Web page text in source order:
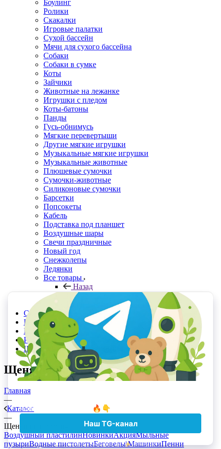
Боулинг
Ролики
Скакалки
Игровые палатки
Сухой бассейн
Мячи для сухого бассейна
Собаки
Собаки в сумке
Коты
Зайчики
Животные на лежанке
Игрушки с пледом
Коты-батоны
Панды
Гусь-обнимусь
Мягкие перевертыши
Другие мягкие игрушки
Музыкальные мягкие игрушки
Музыкальные животные
Плюшевые сумочки
Сумочки-животные
Силиконовые сумочки
Барсетки
Попсокеты
Кабель
Подставка под планшет
Воздушные шары
Свечи праздничные
Новый год
Снежколепы
Ледянки
Все товары
Назад
Все товары
Планшеты для рисования
Скачать прайс в Excel
Прайс с Отсрочкой
Контакты
Реквизиты
Шоурумы и точки самовывоза
Щенящий патруль
Главная
—
Каталог
—
Щенящий патруль
Воздушный пластилинНовинкиАкцияМыльные
пузыриВодные пистолетыБеговелы\МашинкиПенни